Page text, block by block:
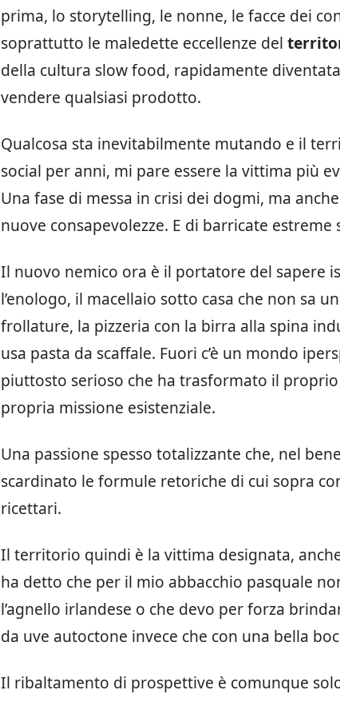
prima, lo storytelling, le nonne, le facce dei
soprattutto le maledette eccellenze del
della cultura slow food, rapidamente
vendere qualsiasi prodotto.
Qualcosa sta inevitabilmente mutando e il
social per anni, mi pare essere la vittima più
Una fase di messa in crisi dei dogmi, ma
nuove consapevolezze. E di barricate estreme
Il nuovo nemico ora è il portatore del sapere
l’enologo, il macellaio sotto casa che non sa
frollature, la pizzeria con la birra alla spina
usa pasta da scaffale. Fuori c’è un mondo
piuttosto serioso che ha trasformato il
propria missione esistenziale.
Una passione spesso totalizzante che, nel
scardinato le formule retoriche di cui sopra
ricettari.
Il territorio quindi è la vittima designata,
ha detto che per il mio abbacchio pasquale
l’agnello irlandese o che devo per forza
da uve autoctone invece che con una bella
Il ribaltamento di prospettive è comunque